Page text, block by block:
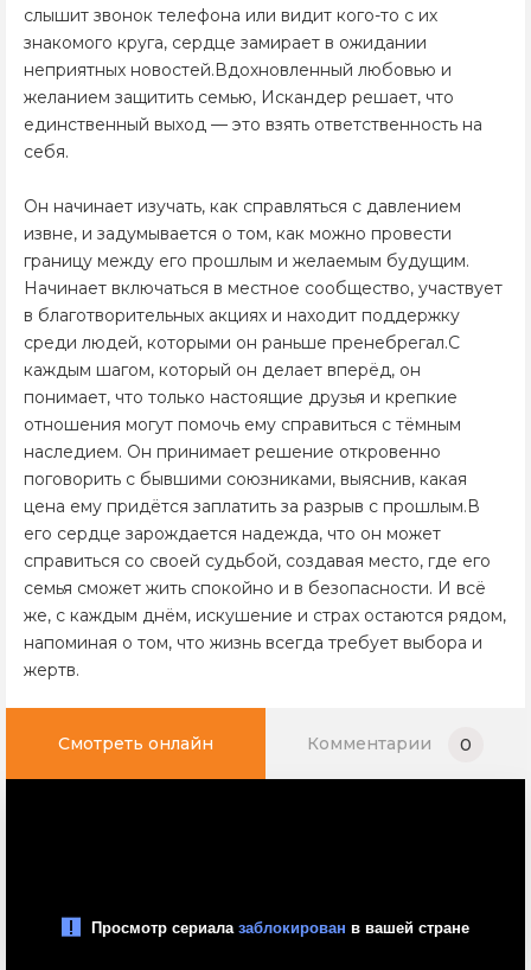
слышит звонок телефона или видит кого-то с их
знакомого круга, сердце замирает в ожидании
неприятных новостей.Вдохновленный любовью и
желанием защитить семью, Искандер решает, что
единственный выход — это взять ответственность на
себя.
Он начинает изучать, как справляться с давлением
извне, и задумывается о том, как можно провести
границу между его прошлым и желаемым будущим.
Начинает включаться в местное сообщество, участвует
в благотворительных акциях и находит поддержку
среди людей, которыми он раньше пренебрегал.С
каждым шагом, который он делает вперёд, он
понимает, что только настоящие друзья и крепкие
отношения могут помочь ему справиться с тёмным
наследием. Он принимает решение откровенно
поговорить с бывшими союзниками, выяснив, какая
цена ему придётся заплатить за разрыв с прошлым.В
его сердце зарождается надежда, что он может
справиться со своей судьбой, создавая место, где его
семья сможет жить спокойно и в безопасности. И всё
же, с каждым днём, искушение и страх остаются рядом,
напоминая о том, что жизнь всегда требует выбора и
жертв.
Смотреть онлайн Комментарии 0